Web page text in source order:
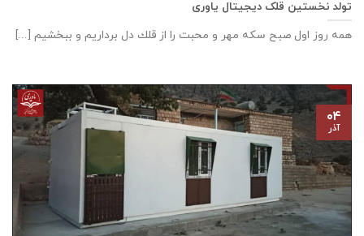
تولد نخستین قلک دیجیتال یاوری
همه روز اول صبح سكه مهر و محبت را از قلك دل برداريم و ببخشيم [...]
۰۴
آذر